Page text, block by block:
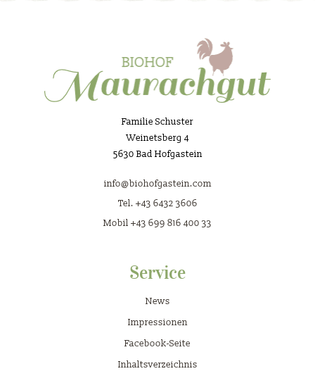
Familie Schuster
Weinetsberg 4
5630 Bad Hofgastein
info@biohofgastein.com
Tel. +43 6432 3606
Mobil +43 699 816 400 33
Service
News
Impressionen
Facebook-Seite
Inhaltsverzeichnis